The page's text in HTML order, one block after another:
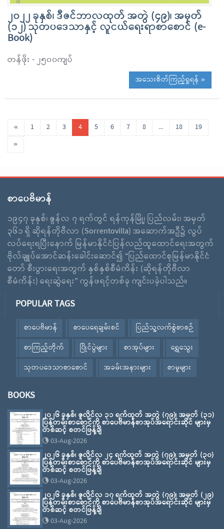
၂၀၂၂ ခုနှစ်၊ ဒီဇင်ဘာလထုတ် အတွဲ (၄၉)၊ အမှတ်
(၁၂) သုတပဒေသာနှင့် လူငယ်ရေးရာစာစောင် (e-
Book)
တန်ဖိုး - ၂၅၀၀ကျပ်
အသေးစိတ်ကြည့်ရှုရန် »
« 1 2 3 4 5 6 7 8 ... 18
19
»
စာပေဗိမာန်
၁၉၄၇ ခုနှစ်၊ ဇွန်လ ၇ ရက်တွင် ရန်ကုန်မြို့၊ ပြည်လမ်း၊ အမှတ်
၃၆၁ ရှိ ဆိုရန်တိုဗီလာ (Sorrentovilla) အဆောက်အဦ၌ လွပ်
လပ်ရေးရပြီးနောက် မြန်မာနိုင်ငံပြန်လည်ထူထောင်ရေးအတွက်
ဗိုလ်ချူပ်အောင်ဆန်းခေါင်းဆောင်၍ “ပြည်ထောင်စုမြန်မာနိုင်ငံ
တော် စီးပွားရေးအတွက် နှစ်နှစ်စီမံကိန်း (ဆိုရန်တိုဗီလာ
စီမံကိန်း) ရေးဆွဲရေး” ကွန်ဖရင့်တစ်ခု ကျင်းပခဲ့ပါသည်။
POPULAR TAGS
စာပေဗိမာန် စာပေရေချမ်းစင်
ပြည်သူ့လက်စွဲစာစဉ်
စာကြည့်တိုက်
ပြိုင်ပွဲများ စာအုပ်များ
ရွှေသွေး
သုတပဒေသာစာစောင်
အခမ်းအနားများ စာမူများ
BOOKS
၂၀၂၆ ခုနှစ်၊ ဇူလိုင်လ ၃၁ ရက်ထုတ် အတွဲ (၇၉)၊ အမှတ် (၃၁)
ပြန်တမ်းစာစောင်ကို စာပေဗိမာန်စာအုပ်အရောင်းဆိုင် များမှ
တစ်ဆင့် စတင်ဖြန့်ချိ
03-Aug-2026
၂၀၂၆ ခုနှစ်၊ ဇူလိုင်လ ၂၄ ရက်ထုတ် အတွဲ (၇၉)၊ အမှတ် (၃၀)
ပြန်တမ်းစာစောင်ကို စာပေဗိမာန်စာအုပ်အရောင်းဆိုင် များမှ
တစ်ဆင့် စတင်ဖြန့်ချိ
03-Aug-2026
၂၀၂၆ ခုနှစ်၊ ဇူလိုင်လ ၁၇ ရက်ထုတ် အတွဲ (၇၉)၊ အမှတ် (၂၉)
ပြန်တမ်းစာစောင်ကို စာပေဗိမာန်စာအုပ်အရောင်းဆိုင် များမှ
တစ်ဆင့် စတင်ဖြန့်ချိ
03-Aug-2026